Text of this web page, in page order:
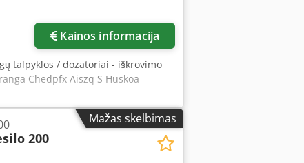
Kainos informacija
talpyklos / dozatoriai - iškrovimo
Chedpfx Aiszq S Huskoa
Mažas skelbimas
200